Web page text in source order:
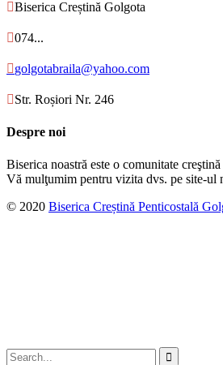
Biserica Creștină Golgota
074...
golgotabraila@yahoo.com
Str. Roșiori Nr. 246
Despre noi
Biserica noastră este o comunitate
Vă mulţumim pentru vizita dvs. pe site-ul
© 2020 Biserica Creștină Penticostală
